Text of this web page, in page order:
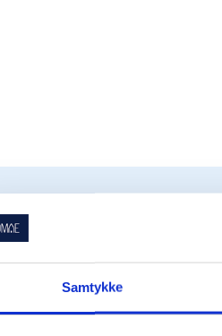
Samtykke